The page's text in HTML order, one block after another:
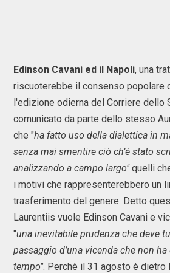
Edinson Cavani ed il Napoli, una
riscuoterebbe il consenso popolare
l'edizione odierna del Corriere dello
comunicato da parte dello stesso
che "ha fatto uso della dialettica in
senza mai smentire ciò ch’è stato
analizzando a campo largo"quelli
i motivi che rappresenterebbero un
trasferimento del genere. Detto
Laurentiis vuole Edinson Cavani e
"una inevitabile prudenza che deve
passaggio d’una vicenda che non
tempo". Perchè il 31 agosto è dietro